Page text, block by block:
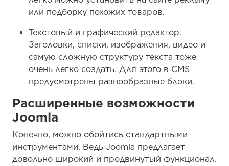
или подборку похожих товаров.
Текстовый и графический редактор.
Заголовки, списки, изображения, видео и
самую сложную структуру текста тоже
очень легко создать. Для этого в CMS
предусмотрены разнообразные блоки.
Расширенные возможности
Joomla
Конечно, можно обойтись стандартными
инструментами. Ведь Joomla предлагает
довольно широкий и продвинутый функционал.